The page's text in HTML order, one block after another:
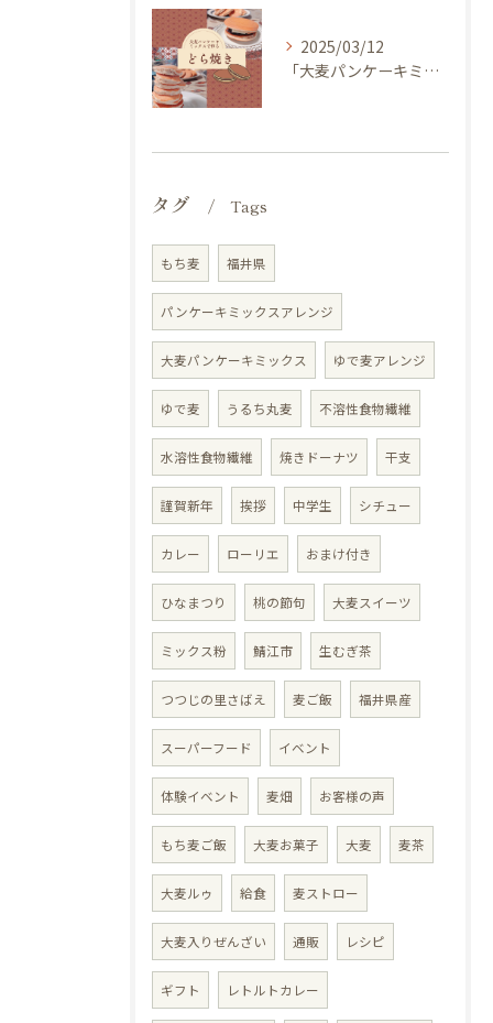
2025/03/12
「大麦パンケーキミックス」を使ってどら焼き作ってみませんか？
タグ Tags
もち麦 福井県
パンケーキミックスアレンジ
大麦パンケーキミックス ゆで麦アレンジ
ゆで麦 うるち丸麦 不溶性食物繊維
水溶性食物繊維 焼きドーナツ 干支
謹賀新年 挨拶 中学生 シチュー
カレー ローリエ おまけ付き
ひなまつり 桃の節句 大麦スイーツ
ミックス粉 鯖江市 生むぎ茶
つつじの里さばえ 麦ご飯 福井県産
スーパーフード イベント
体験イベント 麦畑 お客様の声
もち麦ご飯 大麦お菓子 大麦 麦茶
大麦ルゥ 給食 麦ストロー
大麦入りぜんざい 通販 レシピ
ギフト レトルトカレー